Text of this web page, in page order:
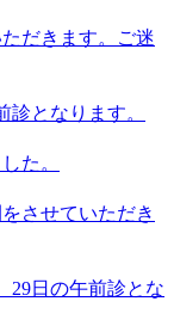
だきます。ご迷
診となります。
た。
させていただき
29日の午前診とな